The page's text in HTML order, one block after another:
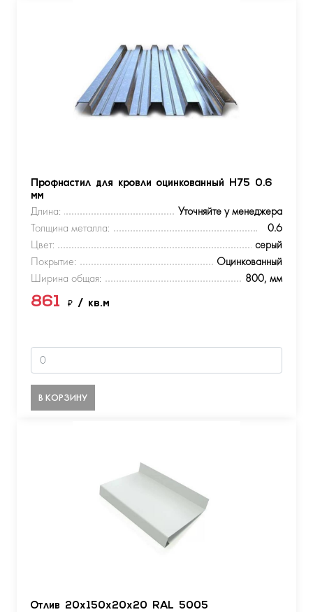
Профнастил для кровли оцинкованный Н75 0.6
мм
Длина:
Уточняйте у менеджера
Толщина металла:
0.6
Цвет:
серый
Покрытие:
Оцинкованный
Ширина общая:
800, мм
861 ₽ / кв.м
В КОРЗИНУ
Отлив 20х150х20х20 RAL 5005